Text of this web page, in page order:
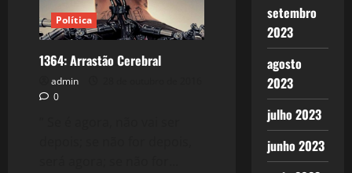
Política
1364: Arrastão Cerebral
admin
0
setembro
2023
agosto
2023
julho 2023
junho 2023